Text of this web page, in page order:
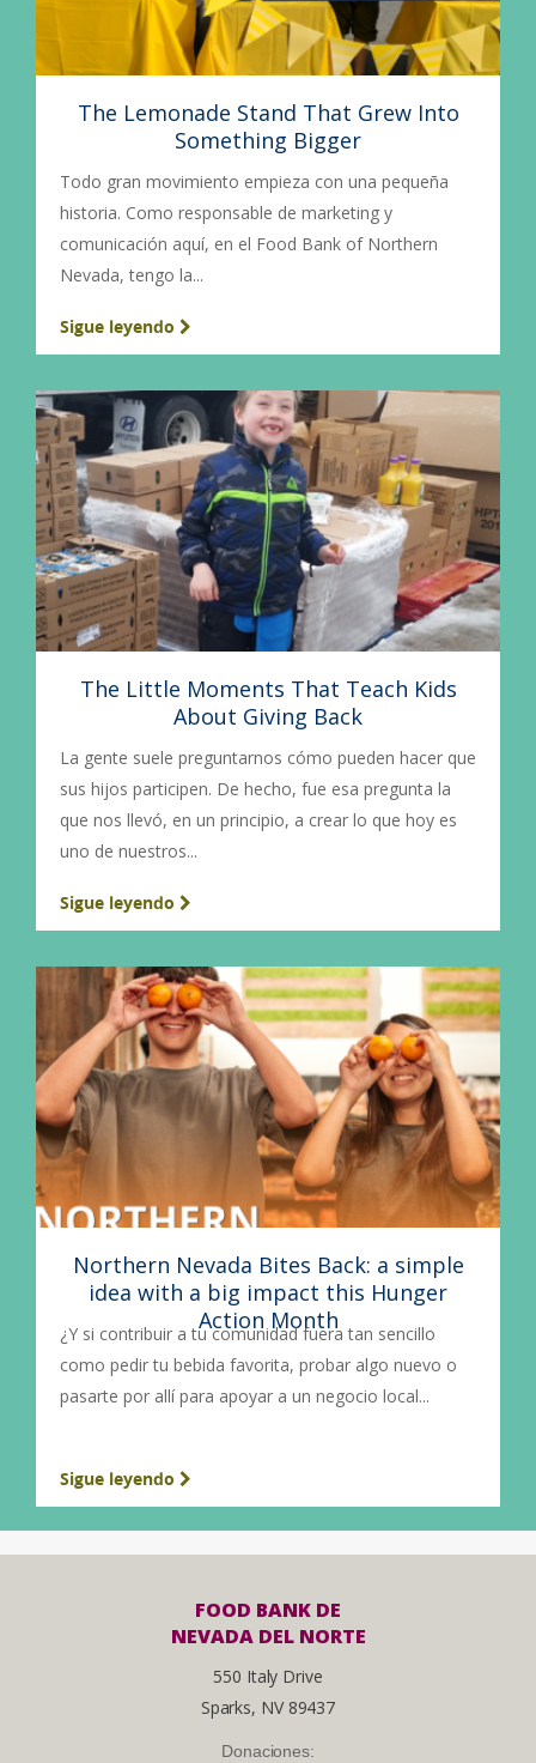
The Lemonade Stand That Grew Into
Something Bigger
Todo gran movimiento empieza con una pequeña
historia. Como responsable de marketing y
comunicación aquí, en el Food Bank of Northern
Nevada, tengo la...
Sigue leyendo
The Little Moments That Teach Kids
About Giving Back
La gente suele preguntarnos cómo pueden hacer que
sus hijos participen. De hecho, fue esa pregunta la
que nos llevó, en un principio, a crear lo que hoy es
uno de nuestros...
Sigue leyendo
Northern Nevada Bites Back: a simple
idea with a big impact this Hunger
Action Month
¿Y si contribuir a tu comunidad fuera tan sencillo
como pedir tu bebida favorita, probar algo nuevo o
pasarte por allí para apoyar a un negocio local...
Sigue leyendo
FOOD BANK DE
NEVADA DEL NORTE
550 Italy Drive
Sparks, NV 89437
Donaciones: